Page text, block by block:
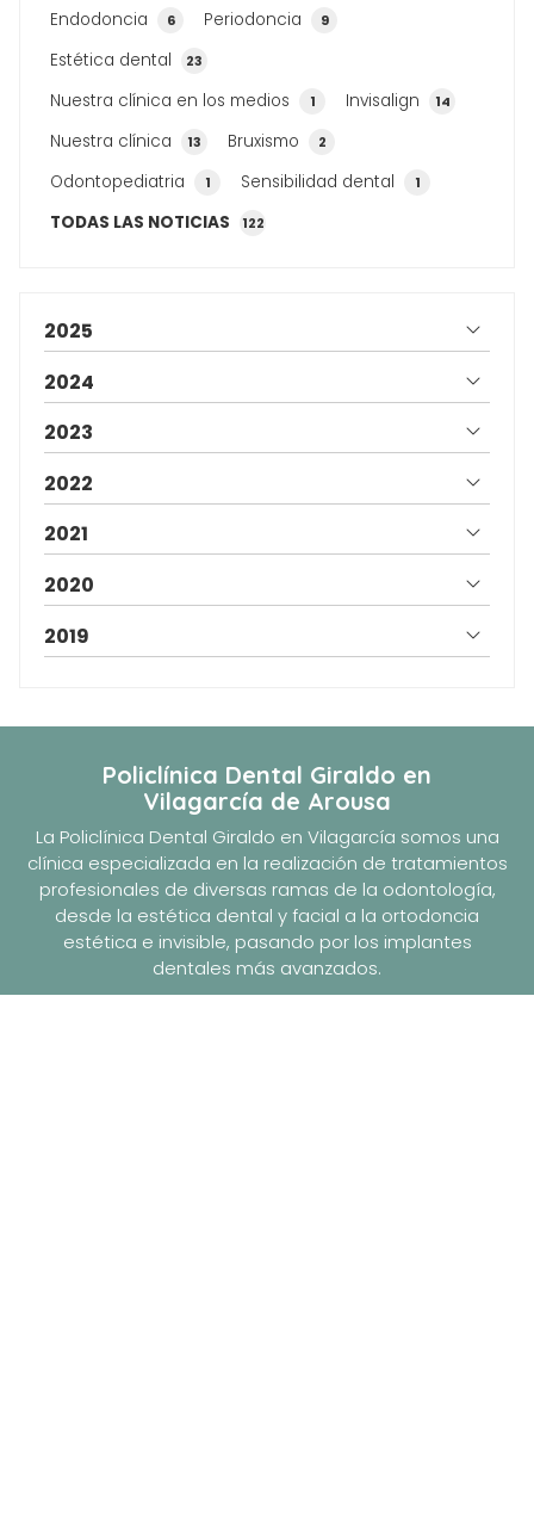
TODAS LAS NOTICIAS 122
Endodoncia 6 Periodoncia 9
Estética dental 23
Nuestra clínica en los medios 1 Invisalign 14
Nuestra clínica 13 Bruxismo 2
Odontopediatria 1 Sensibilidad dental 1
2025
2024
2023
2022
2021
2020
2019
Policlínica Dental Giraldo en
Vilagarcía de Arousa
La Policlínica Dental Giraldo en Vilagarcía somos una
clínica especializada en la realización de tratamientos
profesionales de diversas ramas de la odontología,
desde la estética dental y facial a la ortodoncia
estética e invisible, pasando por los implantes
dentales más avanzados.